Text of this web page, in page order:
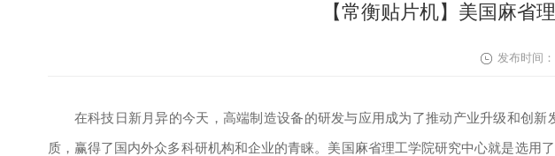
【常衡贴片机】美国麻省
发布时间
在科技日新月异的今天，高端制造设备的研发与应用成为了推动产业升级和创
质，赢得了国内外众多科研机构和企业的青睐。美国麻省理工学院研究中心就是选